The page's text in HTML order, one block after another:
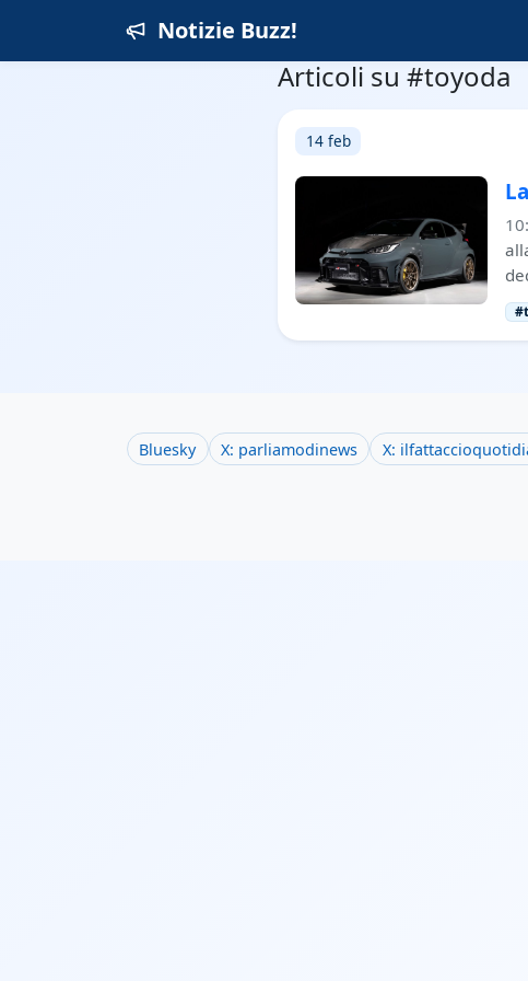
Notizie Buzz!
Articoli su #toyoda
14 feb
Bluesky X: parliamodinews X: